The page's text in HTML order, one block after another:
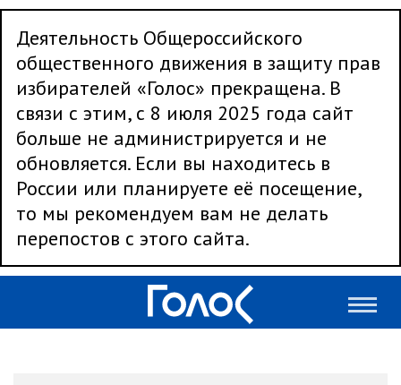
Деятельность Общероссийского
общественного движения в защиту прав
избирателей «Голос» прекращена. В
связи с этим, с 8 июля 2025 года сайт
больше не администрируется и не
обновляется. Если вы находитесь в
России или планируете её посещение,
то мы рекомендуем вам не делать
перепостов с этого сайта.